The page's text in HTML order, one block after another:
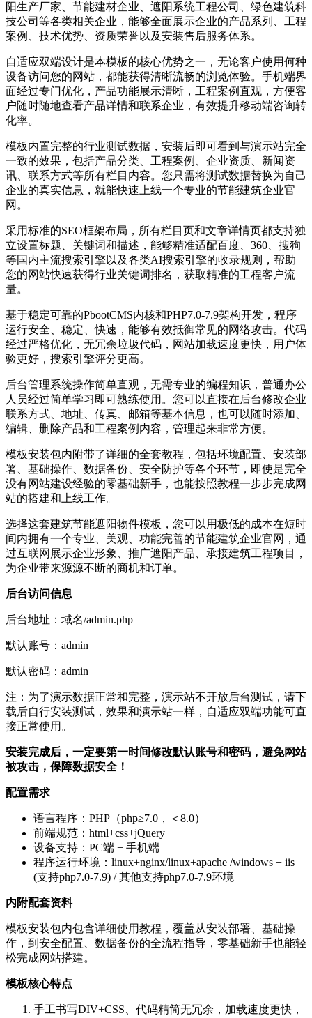
阳生产厂家、节能建材企业、遮阳系统工程公司、绿色建筑科
技公司等各类相关企业，能够全面展示企业的产品系列、工程
案例、技术优势、资质荣誉以及安装售后服务体系。
自适应双端设计是本模板的核心优势之一，无论客户使用何种
设备访问您的网站，都能获得清晰流畅的浏览体验。手机端界
面经过专门优化，产品功能展示清晰，工程案例直观，方便客
户随时随地查看产品详情和联系企业，有效提升移动端咨询转
化率。
模板内置完整的行业测试数据，安装后即可看到与演示站完全
一致的效果，包括产品分类、工程案例、企业资质、新闻资
讯、联系方式等所有栏目内容。您只需将测试数据替换为自己
企业的真实信息，就能快速上线一个专业的节能建筑企业官
网。
采用标准的SEO框架布局，所有栏目页和文章详情页都支持独
立设置标题、关键词和描述，能够精准适配百度、360、搜狗
等国内主流搜索引擎以及各类AI搜索引擎的收录规则，帮助
您的网站快速获得行业关键词排名，获取精准的工程客户流
量。
基于稳定可靠的PbootCMS内核和PHP7.0-7.9架构开发，程序
运行安全、稳定、快速，能够有效抵御常见的网络攻击。代码
经过严格优化，无冗余垃圾代码，网站加载速度更快，用户体
验更好，搜索引擎评分更高。
后台管理系统操作简单直观，无需专业的编程知识，普通办公
人员经过简单学习即可熟练使用。您可以直接在后台修改企业
联系方式、地址、传真、邮箱等基本信息，也可以随时添加、
编辑、删除产品和工程案例内容，管理起来非常方便。
模板安装包内附带了详细的全套教程，包括环境配置、安装部
署、基础操作、数据备份、安全防护等各个环节，即使是完全
没有网站建设经验的零基础新手，也能按照教程一步步完成网
站的搭建和上线工作。
选择这套建筑节能遮阳物件模板，您可以用极低的成本在短时
间内拥有一个专业、美观、功能完善的节能建筑企业官网，通
过互联网展示企业形象、推广遮阳产品、承接建筑工程项目，
为企业带来源源不断的商机和订单。
后台访问信息
后台地址：域名/admin.php
默认账号：admin
默认密码：admin
注：为了演示数据正常和完整，演示站不开放后台测试，请下
载后自行安装测试，效果和演示站一样，自适应双端功能可直
接正常使用。
安装完成后，一定要第一时间修改默认账号和密码，避免网站
被攻击，保障数据安全！
配置需求
语言程序：PHP（php≥7.0，＜8.0）
前端规范：html+css+jQuery
设备支持：PC端 + 手机端
程序运行环境：linux+nginx/linux+apache /windows + iis
(支持php7.0-7.9) / 其他支持php7.0-7.9环境
内附配套资料
模板安装包内包含详细使用教程，覆盖从安装部署、基础操
作，到安全配置、数据备份的全流程指导，零基础新手也能轻
松完成网站搭建。
模板核心特点
手工书写DIV+CSS、代码精简无冗余，加载速度更快，